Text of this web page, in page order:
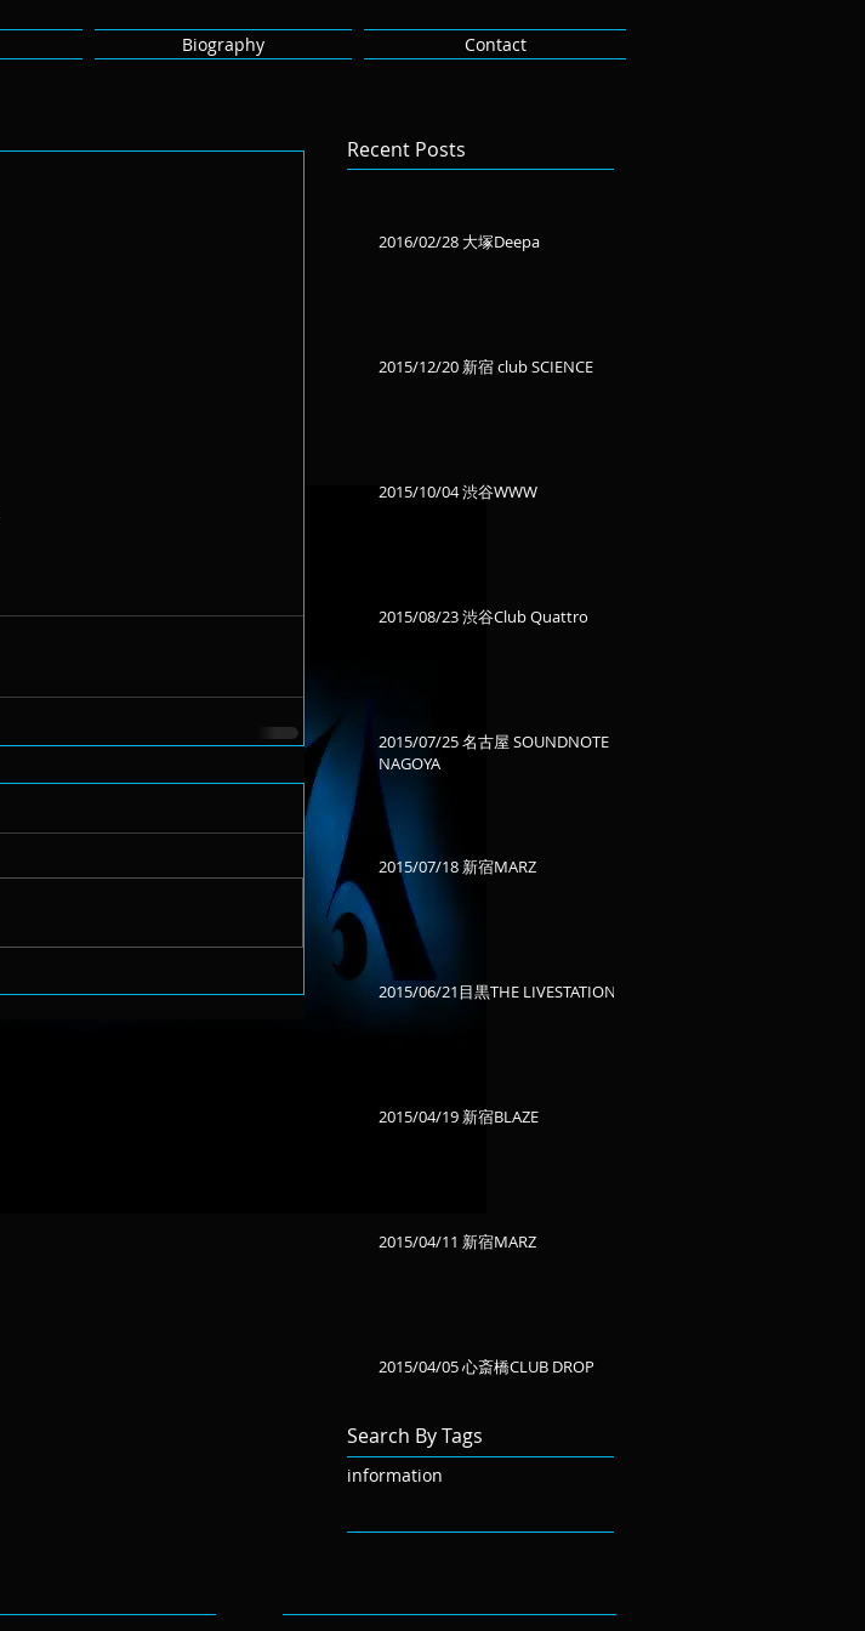
Biography Contact
Recent Posts
2016/02/28 大塚Deepa
2015/12/20 新宿 club SCIENCE
2015/10/04 渋谷WWW
2015/08/23 渋谷Club Quattro
2015/07/25 名古屋 SOUNDNOTE
NAGOYA
2015/07/18 新宿MARZ
2015/06/21目黒THE LIVESTATION
2015/04/19 新宿BLAZE
2015/04/11 新宿MARZ
2015/04/05 心斎橋CLUB DROP
Search By Tags
information